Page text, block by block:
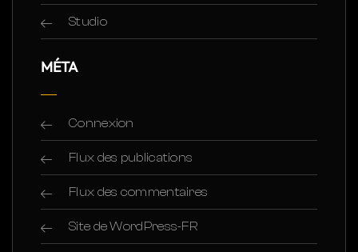
Studio
MÉTA
Connexion
Flux des publications
Flux des commentaires
Site de WordPress-FR